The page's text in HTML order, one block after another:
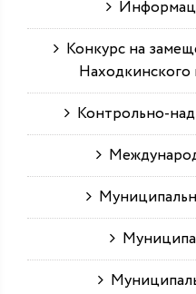
Конкурс на
Находкинского
Контрольно-